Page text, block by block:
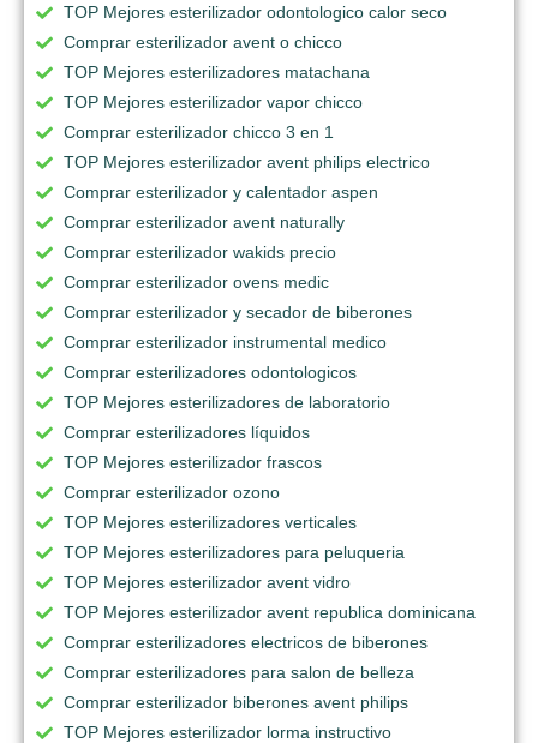
TOP Mejores esterilizador odontologico calor seco
Comprar esterilizador avent o chicco
TOP Mejores esterilizadores matachana
TOP Mejores esterilizador vapor chicco
Comprar esterilizador chicco 3 en 1
TOP Mejores esterilizador avent philips electrico
Comprar esterilizador y calentador aspen
Comprar esterilizador avent naturally
Comprar esterilizador wakids precio
Comprar esterilizador ovens medic
Comprar esterilizador y secador de biberones
Comprar esterilizador instrumental medico
Comprar esterilizadores odontologicos
TOP Mejores esterilizadores de laboratorio
Comprar esterilizadores líquidos
TOP Mejores esterilizador frascos
Comprar esterilizador ozono
TOP Mejores esterilizadores verticales
TOP Mejores esterilizadores para peluqueria
TOP Mejores esterilizador avent vidro
TOP Mejores esterilizador avent republica dominicana
Comprar esterilizadores electricos de biberones
Comprar esterilizadores para salon de belleza
Comprar esterilizador biberones avent philips
TOP Mejores esterilizador lorma instructivo